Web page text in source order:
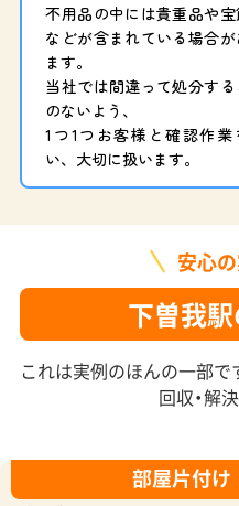
不用品の中には貴重品や宝
などが含まれている場合が
ます。
当社では間違って処分する
のないよう、
1つ1つお客様と確認作業
い、大切に扱います。
安心
下曽我
これは実例のほんの一部
回収・解
部屋片付け